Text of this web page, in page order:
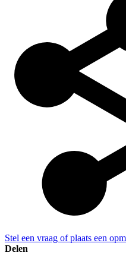
Stel een vraag of plaats een
Delen